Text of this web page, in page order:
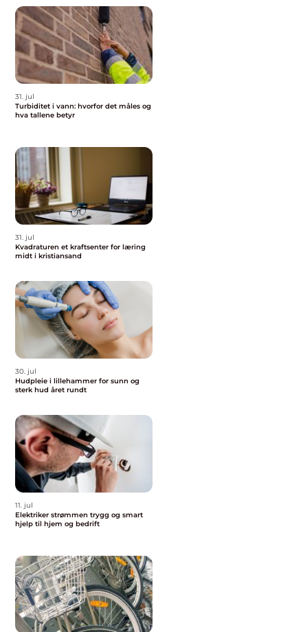
31. jul
Turbiditet i vann: hvorfor det måles og
hva tallene betyr
31. jul
Kvadraturen et kraftsenter for læring
midt i kristiansand
30. jul
Hudpleie i lillehammer for sunn og
sterk hud året rundt
11. jul
Elektriker strømmen trygg og smart
hjelp til hjem og bedrift